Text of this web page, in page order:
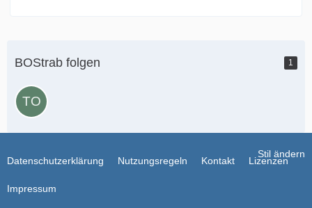
BOStrab folgen 1
Stil ändern
Datenschutzerklärung Nutzungsregeln Kontakt Lizenzen
Impressum